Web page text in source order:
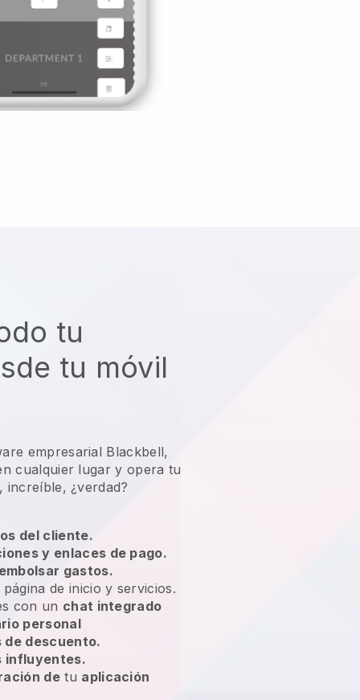
tu
tu móvil
empresarial Blackbell,
cualquier lugar yopera tu
increíble, ¿verdad?
del cliente.
y enlaces de pago.
gastos.
de inicio y servicios.
con un chat integrado
personal
de descuento.
influyentes.
detu aplicación